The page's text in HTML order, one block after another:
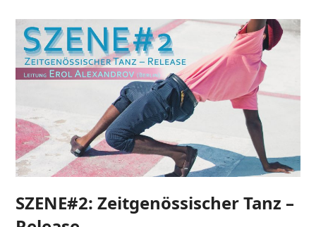
SZENE#2: Zeitgenössischer Tanz –